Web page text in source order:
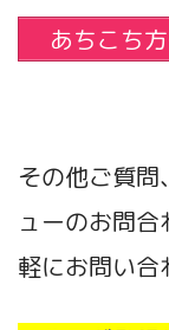
あちこち
その他ご質
ューのお問
軽にお問い合